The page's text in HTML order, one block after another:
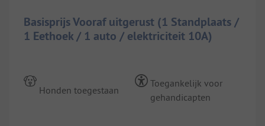
Basisprijs Vooraf uitgerust (1 Standplaats /
1 Eethoek / 1 auto / elektriciteit 10A)
Honden toegestaan
Toegankelijk voor
gehandicapten